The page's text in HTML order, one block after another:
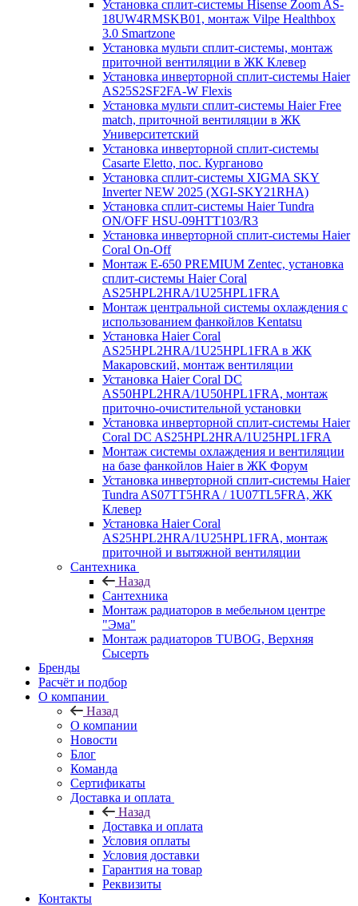
Установка сплит-системы Hisense Zoom AS-
18UW4RMSKB01, монтаж Vilpe Healthbox
3.0 Smartzone
Установка мульти сплит-системы, монтаж
приточной вентиляции в ЖК Клевер
Установка инверторной сплит-системы Haier
AS25S2SF2FA-W Flexis
Установка мульти сплит-системы Haier Free
match, приточной вентиляции в ЖК
Университетский
Установка инверторной сплит-системы
Casarte Eletto, пос. Курганово
Установка сплит-системы XIGMA SKY
Inverter NEW 2025 (XGI-SKY21RHA)
Установка сплит-системы Haier Tundra
ON/OFF HSU-09HTT103/R3
Установка инверторной сплит-системы Haier
Coral On-Off
Монтаж E-650 PREMIUM Zentec, установка
сплит-системы Haier Coral
AS25HPL2HRA/1U25HPL1FRA
Монтаж центральной системы охлаждения с
использованием фанкойлов Kentatsu
Установка Haier Coral
AS25HPL2HRA/1U25HPL1FRA в ЖК
Макаровский, монтаж вентиляции
Установка Haier Coral DC
AS50HPL2HRA/1U50HPL1FRA, монтаж
приточно-очистительной установки
Установка инверторной сплит-системы Haier
Coral DC AS25HPL2HRA/1U25HPL1FRA
Монтаж системы охлаждения и вентиляции
на базе фанкойлов Haier в ЖК Форум
Установка инверторной сплит-системы Haier
Tundra AS07TT5HRA / 1U07TL5FRA, ЖК
Клевер
Установка Haier Coral
AS25HPL2HRA/1U25HPL1FRA, монтаж
приточной и вытяжной вентиляции
Сантехника
Назад
Сантехника
Монтаж радиаторов в мебельном центре
"Эма"
Монтаж радиаторов TUBOG, Верхняя
Сысерть
Бренды
Расчёт и подбор
О компании
Назад
О компании
Новости
Блог
Команда
Сертификаты
Доставка и оплата
Назад
Доставка и оплата
Условия оплаты
Условия доставки
Гарантия на товар
Реквизиты
Контакты